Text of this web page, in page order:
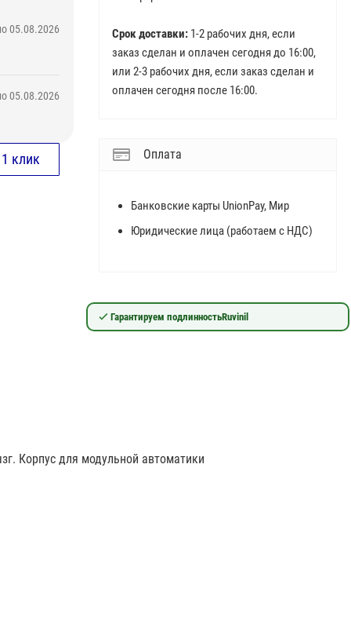
05.08.2026
05.08.2026
Срок доставки:1-2 рабочих дня, если
заказ сделан и оплачен сегодня до 16:00,
или 2-3 рабочих дня, если заказ сделан и
оплачен сегодня после 16:00.
Оплата
Банковские карты UnionPay, Мир
Юридические лица (работаем с НДС)
Гарантируем подлинностьRuvinil
Корпус для модульной автоматики